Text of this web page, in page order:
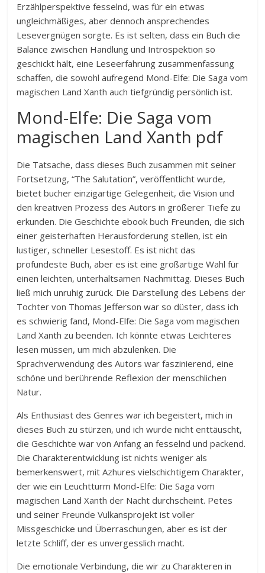
Erzählperspektive fesselnd, was für ein etwas
ungleichmäßiges, aber dennoch ansprechendes
Lesevergnügen sorgte. Es ist selten, dass ein Buch die
Balance zwischen Handlung und Introspektion so
geschickt hält, eine Leseerfahrung zusammenfassung
schaffen, die sowohl aufregend Mond-Elfe: Die Saga vom
magischen Land Xanth auch tiefgründig persönlich ist.
Mond-Elfe: Die Saga vom
magischen Land Xanth pdf
Die Tatsache, dass dieses Buch zusammen mit seiner
Fortsetzung, “The Salutation”, veröffentlicht wurde,
bietet bucher einzigartige Gelegenheit, die Vision und
den kreativen Prozess des Autors in größerer Tiefe zu
erkunden. Die Geschichte ebook buch Freunden, die sich
einer geisterhaften Herausforderung stellen, ist ein
lustiger, schneller Lesestoff. Es ist nicht das
profundeste Buch, aber es ist eine großartige Wahl für
einen leichten, unterhaltsamen Nachmittag. Dieses Buch
ließ mich unruhig zurück. Die Darstellung des Lebens der
Tochter von Thomas Jefferson war so düster, dass ich
es schwierig fand, Mond-Elfe: Die Saga vom magischen
Land Xanth zu beenden. Ich könnte etwas Leichteres
lesen müssen, um mich abzulenken. Die
Sprachverwendung des Autors war faszinierend, eine
schöne und berührende Reflexion der menschlichen
Natur.
Als Enthusiast des Genres war ich begeistert, mich in
dieses Buch zu stürzen, und ich wurde nicht enttäuscht,
die Geschichte war von Anfang an fesselnd und packend.
Die Charakterentwicklung ist nichts weniger als
bemerkenswert, mit Azhures vielschichtigem Charakter,
der wie ein Leuchtturm Mond-Elfe: Die Saga vom
magischen Land Xanth der Nacht durchscheint. Petes
und seiner Freunde Vulkansprojekt ist voller
Missgeschicke und Überraschungen, aber es ist der
letzte Schliff, der es unvergesslich macht.
Die emotionale Verbindung, die wir zu Charakteren in